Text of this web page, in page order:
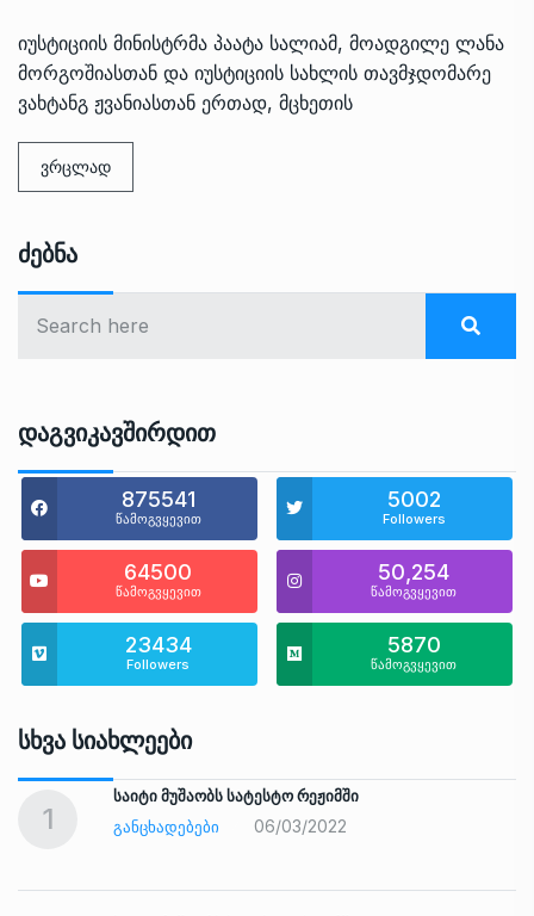
იუსტიციის მინისტრმა პაატა სალიამ, მოადგილე ლანა
მორგოშიასთან და იუსტიციის სახლის თავმჯდომარე
ვახტანგ ჟვანიასთან ერთად, მცხეთის
ვრცლად
Ძებნა
Დაგვიკავშირდით
875541
წამოგვყევით
5002
Followers
64500
წამოგვყევით
50,254
წამოგვყევით
23434
Followers
5870
წამოგვყევით
Სხვა Სიახლეები
1
საიტი მუშაობს სატესტო რეჟიმში
ᲒᲐᲜᲪᲮᲐᲓᲔᲑᲔᲑᲘ
06/03/2022